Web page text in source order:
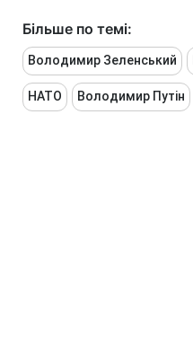
Більше по темі:
Володимир Зеленський
НАТО Володимир Путін